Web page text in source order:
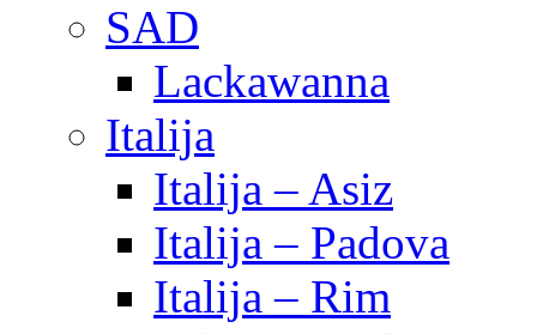
SAD
Lackawanna
Italija
Italija – Asiz
Italija – Padova
Italija – Rim